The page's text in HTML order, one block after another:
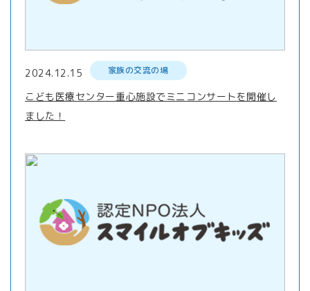
2024.12.15 家族の交流の場
こども医療センター重心施設でミニコンサートを開催し
ました！